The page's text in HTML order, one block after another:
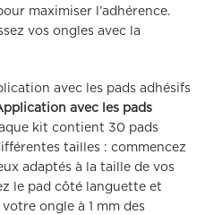
maximiser l’adhérence.
vos ongles avec la
avec les pads adhésifs
avec les pads
kit contient 30 pads
tailles : commencez
adaptés à la taille de vos
le pad côté languette et
ongle à 1 mm des